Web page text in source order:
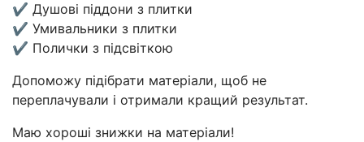
✔ Душові піддони з плитки
✔ Умивальники з плитки
✔ Полички з підсвіткою
Допоможу підібрати матеріали, щоб не
переплачували і отримали кращий результат.
Маю хороші знижки на матеріали!